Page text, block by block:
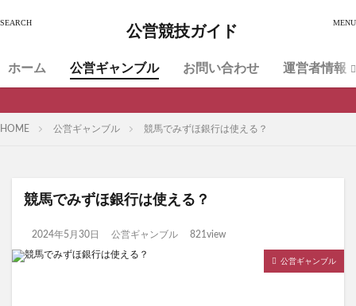
公営競技ガイド
ホーム 公営ギャンブル お問い合わせ 運営者情報
HOME 公営ギャンブル 競馬でみずほ銀行は使える？
競馬でみずほ銀行は使える？
2024年5月30日 公営ギャンブル 821view
公営ギャンブル